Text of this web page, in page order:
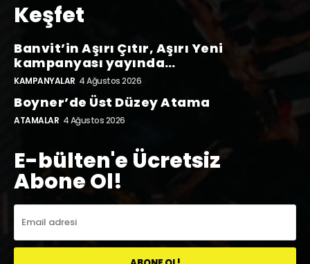
Keşfet
Banvit’in Aşırı Çıtır, Aşırı Yeni
kampanyası yayında…
KAMPANYALAR 4 Ağustos 2026
Boyner’de Üst Düzey Atama
ATAMALAR 4 Ağustos 2026
E-bülten'e Ücretsiz
Abone Ol!